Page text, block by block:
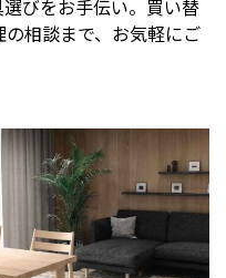
びをお手伝い。買い替
相談まで、お気軽にご